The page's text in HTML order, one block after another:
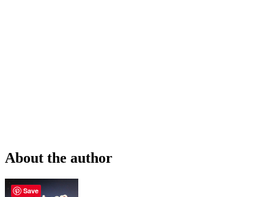
About the author
Save